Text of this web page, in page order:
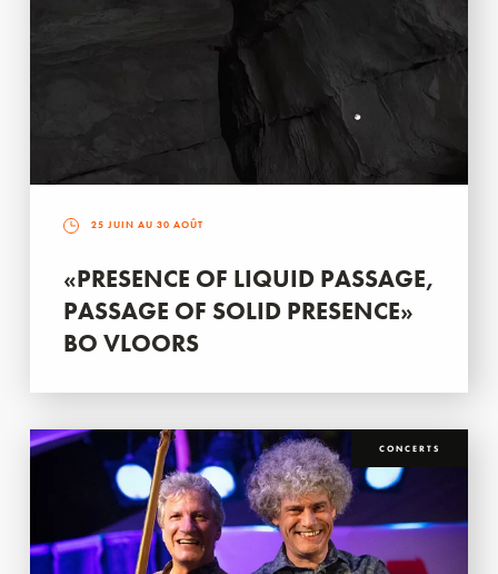
25 JUIN AU 30 AOÛT
«PRESENCE OF LIQUID PASSAGE,
PASSAGE OF SOLID PRESENCE»
BO VLOORS
CONCERTS